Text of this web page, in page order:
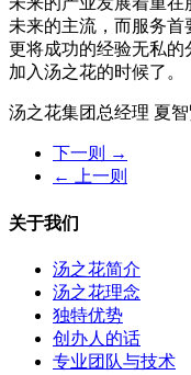
未来的主流，而服务首
更将成功的经验无私
加入汤之花的时候了。
汤之花集团总经理 夏智
下一则 →
← 上一则
关于我们
汤之花简介
汤之花理念
独特优势
创办人的话
专业团队与技术